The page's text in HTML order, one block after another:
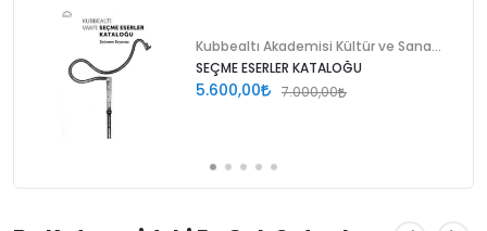
SEÇME ESERLER KATALOĞU
5.600,00 7.000,00